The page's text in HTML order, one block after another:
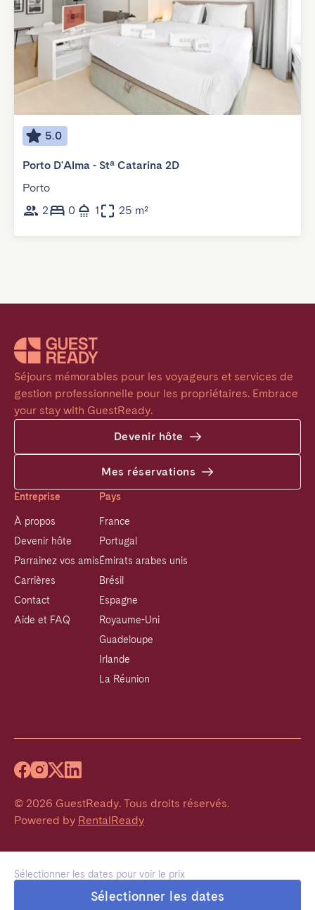
Sélectionner les dates pour voir le prix
Sélectionner les dates
5.0
Porto D'Alma - Stª Catarina 2D
Porto
2
0 1 25 m²
Séjours mémorables pour les voyageurs et services de
gestion professionnelle pour les propriétaires. Embrace
your stay with GuestReady.
Devenir hôte
Mes réservations
Entreprise
À propos
Devenir hôte
Parrainez vos amis
Carrières
Contact
Aide et FAQ
Pays
France
Portugal
Émirats arabes unis
Brésil
Espagne
Royaume-Uni
Guadeloupe
Irlande
La Réunion
© 2026 GuestReady. Tous droits réservés.
Powered by RentalReady